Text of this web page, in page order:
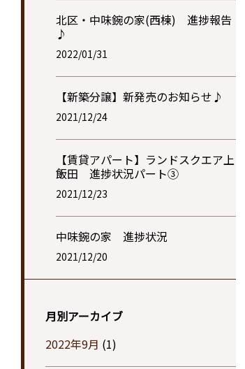
北区・中味鋺の家(西棟) 進捗報告
♪
2022/01/31
【新築分譲】新発売のお知らせ♪
2021/12/24
【賃貸アパート】ランドスクエア上
飯田 進捗状況パート③
2021/12/23
中味鋺の家 進捗状況
2021/12/20
月別アーカイブ
2022年9月 (1)